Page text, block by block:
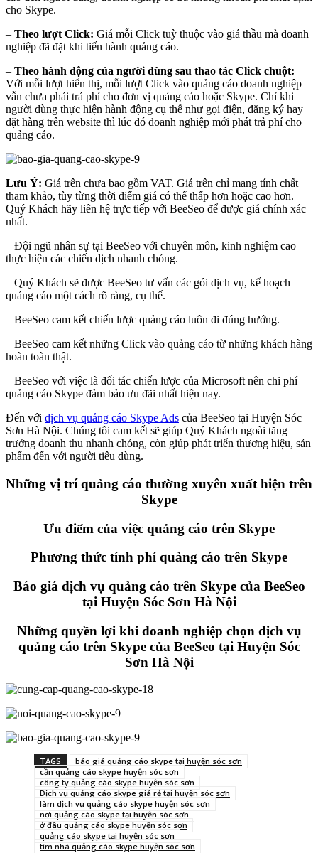
cho Skype.
– Theo lượt Click: Giá mỗi Click tuỳ thuộc vào giá thầu mà doanh
nghiệp đã đặt khi tiến hành quảng cáo.
– Theo hành động của người dùng sau thao tác Click chuột:
Với mỗi lượt hiển thị, mỗi lượt Click vào quảng cáo doanh nghiệp
vẫn chưa phải trả phí cho đơn vị quảng cáo hoặc Skype. Chỉ khi
người dùng thực hiện hành động cụ thể như gọi điện, đăng ký hay
đặt hàng trên website thì lúc đó doanh nghiệp mới phát trả phí cho
quảng cáo.
Lưu Ý: Giá trên chưa bao gồm VAT. Giá trên chỉ mang tính chất
tham khảo, tùy từng thời điểm giá có thể thấp hơn hoặc cao hơn.
Quý Khách hãy liên hệ trực tiếp với BeeSeo để được giá chính xác
nhất.
– Đội ngũ nhân sự tại BeeSeo với chuyên môn, kinh nghiệm cao
thực hiện các chiến dịch nhanh chóng.
– Quý Khách sẽ được BeeSeo tư vấn các gói dịch vụ, kế hoạch
quảng cáo một cách rõ ràng, cụ thể.
– BeeSeo cam kết chiến lược quảng cáo luôn đi đúng hướng.
– BeeSeo cam kết những Click vào quảng cáo từ những khách hàng
hoàn toàn thật.
– BeeSeo với việc là đối tác chiến lược của Microsoft nên chi phí
quảng cáo Skype đảm bảo ưu đãi nhất hiện nay.
Đến với dịch vụ quảng cáo Skype Ads của BeeSeo tại Huyện Sóc
Sơn Hà Nội. Chúng tôi cam kết sẽ giúp Quý Khách ngoài tăng
trưởng doanh thu nhanh chóng, còn giúp phát triển thương hiệu, sản
phẩm đến với người tiêu dùng.
Những vị trí quảng cáo thường xuyên xuất hiện trên
Skype
Ưu điểm của việc quảng cáo trên Skype
Phương thức tính phí quảng cáo trên Skype
Báo giá dịch vụ quảng cáo trên Skype của BeeSeo
tại Huyện Sóc Sơn Hà Nội
Những quyền lợi khi doanh nghiệp chọn dịch vụ
quảng cáo trên Skype của BeeSeo tại Huyện Sóc
Sơn Hà Nội
TAGS
báo giá quảng cáo skype tại huyện sóc sơn
cần quảng cáo skype huyện sóc sơn
công ty quảng cáo skype huyện sóc sơn
Dịch vụ quảng cáo skype giá rẻ tại huyện sóc sơn
làm dịch vụ quảng cáo skype huyện sóc sơn
nơi quảng cáo skype tại huyện sóc sơn
ở đâu quảng cáo skype huyện sóc sơn
quảng cáo skype tại huyện sóc sơn
tìm nhà quảng cáo skype huyện sóc sơn